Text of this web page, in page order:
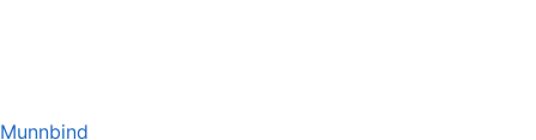
Munnbind